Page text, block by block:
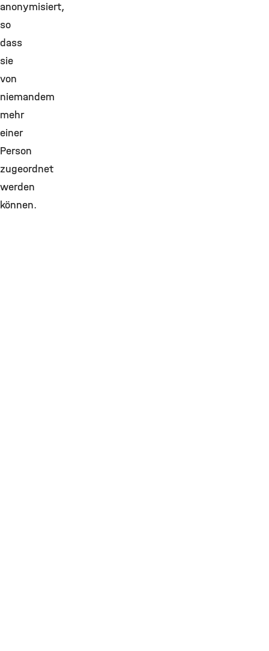
anonymisiert,
so
dass
sie
von
niemandem
mehr
einer
Person
zugeordnet
werden
können.